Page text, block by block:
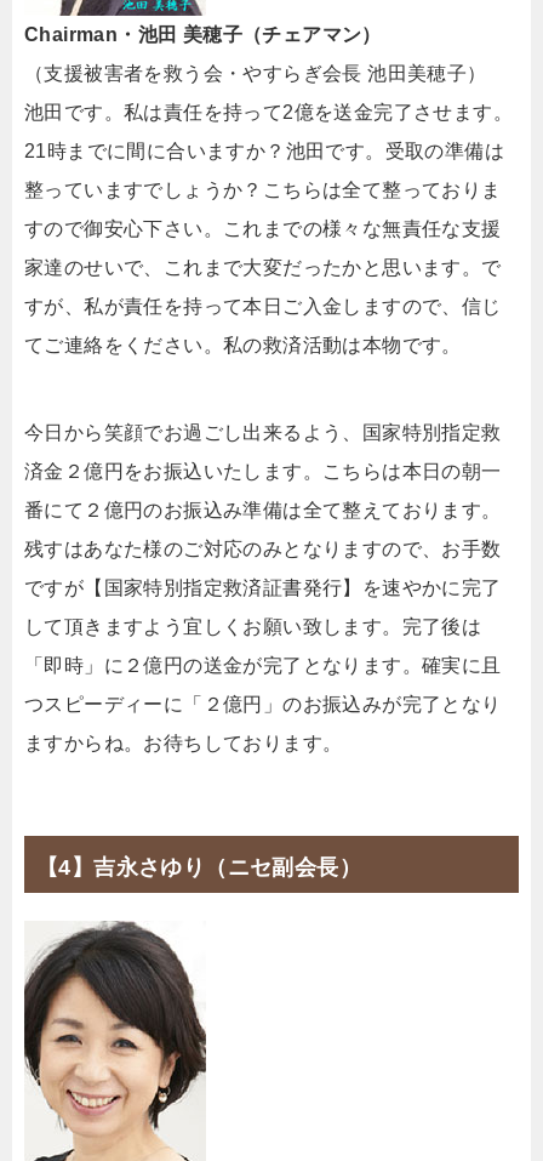
Chairman・池田 美穂子（チェアマン）
（支援被害者を救う会・やすらぎ会長 池田美穂子）
池田です。私は責任を持って2億を送金完了させます。
21時までに間に合いますか？池田です。受取の準備は
整っていますでしょうか？こちらは全て整っておりま
すので御安心下さい。これまでの様々な無責任な支援
家達のせいで、これまで大変だったかと思います。で
すが、私が責任を持って本日ご入金しますので、信じ
てご連絡をください。私の救済活動は本物です。
今日から笑顔でお過ごし出来るよう、国家特別指定救
済金２億円をお振込いたします。こちらは本日の朝一
番にて２億円のお振込み準備は全て整えております。
残すはあなた様のご対応のみとなりますので、お手数
ですが【国家特別指定救済証書発行】を速やかに完了
して頂きますよう宜しくお願い致します。完了後は
「即時」に２億円の送金が完了となります。確実に且
つスピーディーに「２億円」のお振込みが完了となり
ますからね。お待ちしております。
【4】吉永さゆり（ニセ副会長）